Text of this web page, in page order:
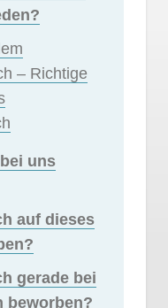
– Richtige
uns
auf dieses
gerade bei
beworben?